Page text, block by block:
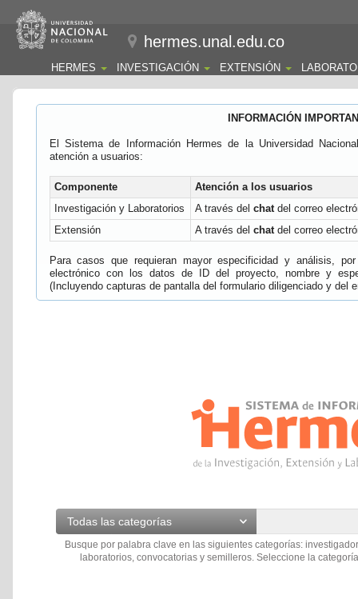
hermes.unal.edu.co
HERMES INVESTIGACIÓN EXTENSIÓN
INFORMACIÓN
El Sistema de Información Hermes de la Universidad
atención a usuarios:
Componente
Atención a los usuarios
Investigación y Laboratorios
A través del chatdel correo
Extensión
A través del chatdel correo
Para casos que requieran mayor especificidad y análisis,
electrónico con los datos de ID del proyecto, nombre y
(Incluyendo capturas de pantalla del formulario diligenciado y del
Todas las categorías
Busque por palabra clave en las siguientes categorías:
laboratorios, convocatorias y semilleros. Seleccione la